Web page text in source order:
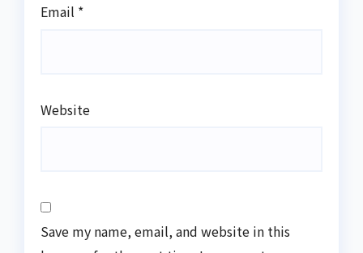
Email *
Website
Save my name, email, and website in this